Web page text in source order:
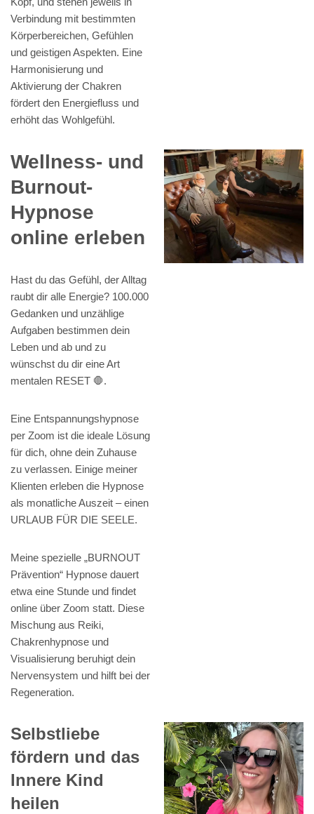
Verbindung mit bestimmten
Körperbereichen, Gefühlen
und geistigen Aspekten. Eine
Harmonisierung und
Aktivierung der Chakren
fördert den Energiefluss und
erhöht das Wohlgefühl.
Wellness- und
Burnout-
Hypnose
online erleben
Hast du das Gefühl, der Alltag
raubt dir alle Energie? 100.000
Gedanken und unzählige
Aufgaben bestimmen dein
Leben und ab und zu
wünschst du dir eine Art
mentalen RESET 🛑.
Eine Entspannungshypnose
per Zoom ist die ideale Lösung
für dich, ohne dein Zuhause
zu verlassen. Einige meiner
Klienten erleben die Hypnose
als monatliche Auszeit – einen
URLAUB FÜR DIE SEELE.
Meine spezielle „BURNOUT
Prävention“ Hypnose dauert
etwa eine Stunde und findet
online über Zoom statt. Diese
Mischung aus Reiki,
Chakrenhypnose und
Visualisierung beruhigt dein
Nervensystem und hilft bei der
Regeneration.
Selbstliebe
fördern und das
Innere Kind
heilen